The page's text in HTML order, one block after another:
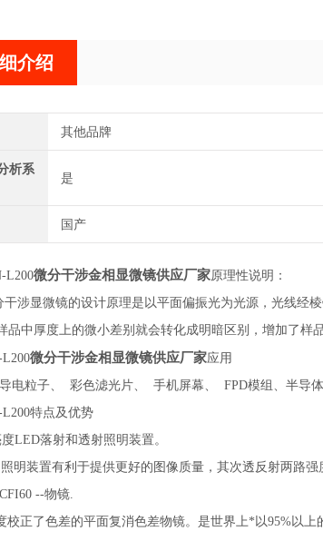
介绍
其他品牌
析系
是
国产
L200微分干涉金相显微镜供应厂家原理性说明：
显微镜的设计原理是以平面偏振光为光源，光线经棱
品中厚度上的微小差别就会转化成明暗区别，增加了样
微分干涉金相显微镜供应厂家应用
电粒子、 彩色滤光片、 手机屏幕、 FPD模组、半导
特点及优势
LED落射和透射照明装置。
装置有利于提供更好的图像质量，其次透反射两路强
--物镜.
了色差的平面复消色差物镜。是世界上*以95%以上